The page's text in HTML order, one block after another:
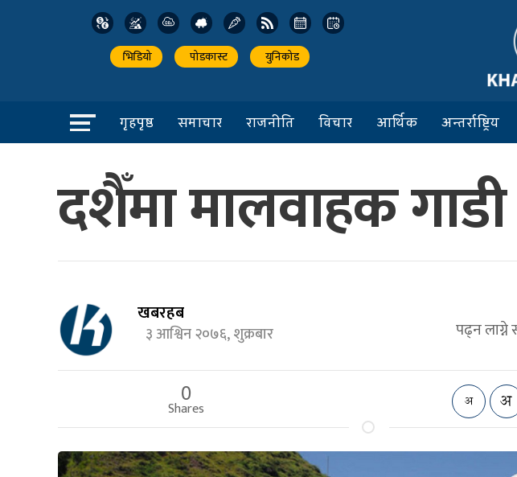
भिडियो पोडकास्ट युनिकोड
गृहपृष्ठ समाचार राजनीति विचार आर्थिक अन्तर्राष्ट्रिय
दशैँमा मालवाहक
खबरहब
३ आश्विन २०७६, शुक्रबार पढ्न लाग्ने
0
Shares